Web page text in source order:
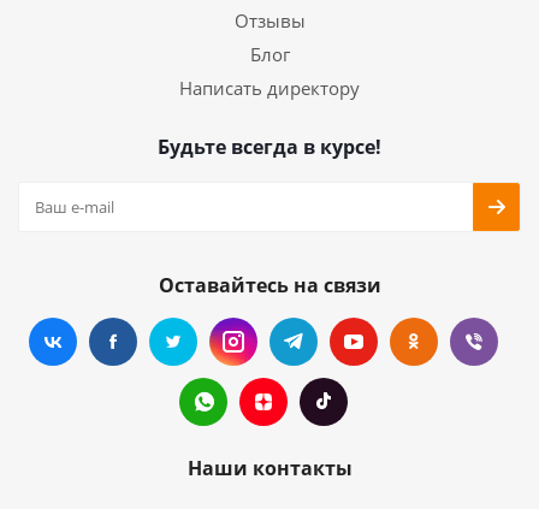
Отзывы
Блог
Написать директору
Будьте всегда в курсе!
Оставайтесь на связи
Наши контакты